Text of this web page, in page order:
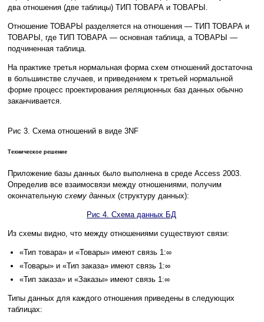
два отношения (две таблицы) ТИП ТОВАРА и ТОВАРЫ.
Отношение ТОВАРЫ разделяется на отношения — ТИП ТОВАРА и
ТОВАРЫ, где ТИП ТОВАРА — основная таблица, а ТОВАРЫ —
подчиненная таблица.
На практике третья нормальная форма схем отношений достаточна
в большинстве случаев, и приведением к третьей нормальной
форме процесс проектирования реляционных баз данных обычно
заканчивается.
Рис 3. Схема отношений в виде 3NF
Техническое решение
Приложение базы данных было выполнена в среде Access 2003.
Определив все взаимосвязи между отношениями, получим
окончательную схему данных (структуру данных):
Рис 4. Схема данных БД
Из схемы видно, что между отношениями существуют связи:
«Тип товара» и «Товары» имеют связь 1:∞
«Товары» и «Тип заказа» имеют связь 1:∞
«Тип заказа» и «Заказы» имеют связь 1:∞
Типы данных для каждого отношения приведены в следующих
таблицах: